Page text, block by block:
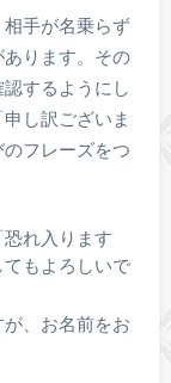
手が名乗らず
ります。その
するようにし
し訳ございま
フレーズをつ
れ入ります
もよろしいで
、お名前をお